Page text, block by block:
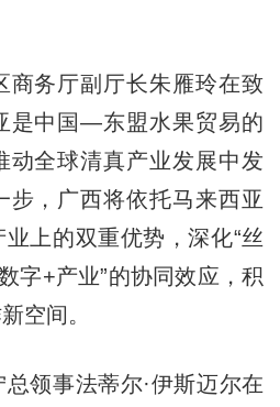
务厅副厅长朱雁玲在致
是中国—东盟水果贸易的
动全球清真产业发展中发
步，广西将依托马来西亚
上的双重优势，深化“丝
字+产业”的协同效应，积
空间。
领事法蒂尔·伊斯迈尔在